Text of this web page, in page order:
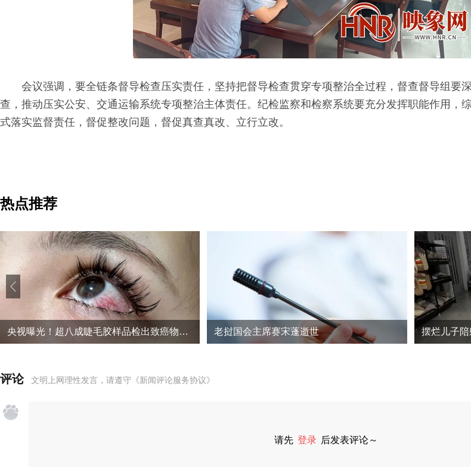
会议强调，要全链条督导检查压实责任，坚持把督导检查贯穿专项整治全过程，督查督导组要
查，推动压实公安、交通运输系统专项整治主体责任。纪检监察和检察系统要充分发挥职能作用，
式落实监督责任，督促整改问题，督促真查真改、立行立改。
热点推荐
央视曝光！超八成睫毛胶样品检出致癌物，部分成分接近502胶 老挝国会主席赛宋蓬逝世
评论 文明上网理性发言，请遵守 《新闻评论服务协议》
请先 登录 后发表评论～